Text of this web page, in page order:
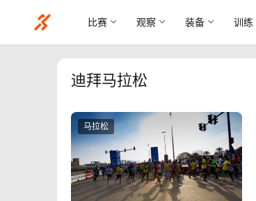
比赛 观察 装备 训练
迪拜马拉松
马拉松